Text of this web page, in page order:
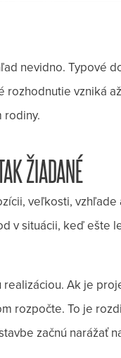
nevidno. Typové
vzniká
rodiny.
ŽIADANÉ
veľkosti, vzhľade
v situácii, keď ešte
Ak je
rozpočte. To je
začnú narážať